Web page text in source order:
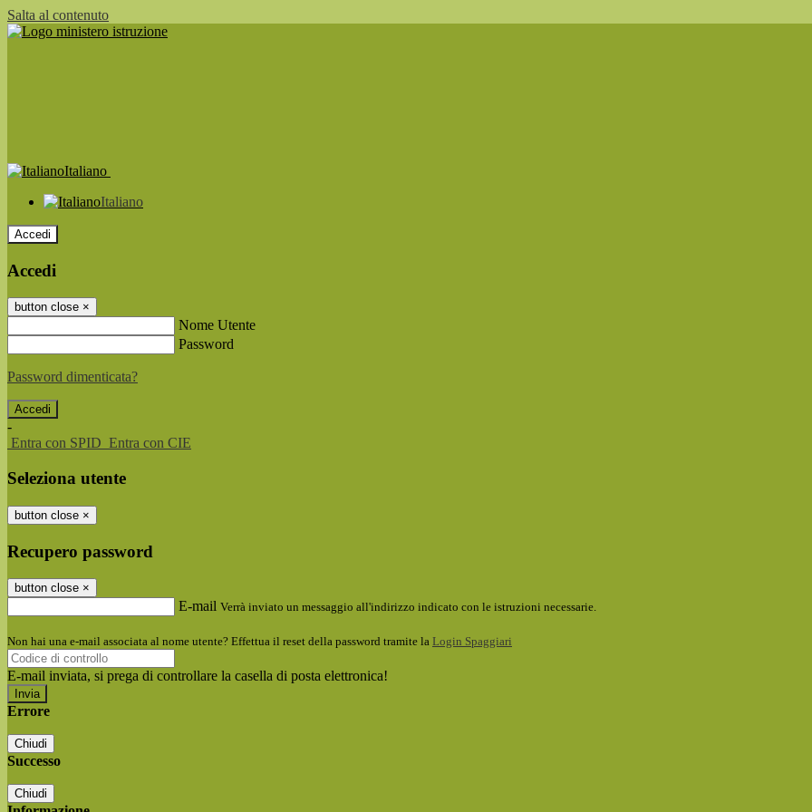
Salta al contenuto
Italiano
Italiano
Accedi
Accedi
button close ×
Nome Utente
Password
Password dimenticata?
-
Entra con SPID Entra con CIE
Seleziona utente
button close ×
Recupero password
button close ×
E-mail Verrà inviato un messaggio all'indirizzo indicato con le istruzioni necessarie.
Non hai una e-mail associata al nome utente? Effettua il reset della password tramite la Login Spaggiari
E-mail inviata, si prega di controllare la casella di posta elettronica!
Errore
Chiudi
Successo
Chiudi